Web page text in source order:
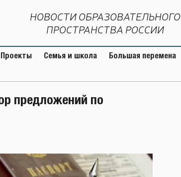
НОВОСТИ ОБРАЗОВАТЕЛЬНОГО
ПРОСТРАНСТВА РОССИИ
Проекты Семья и школа Большая перемена
предложений по